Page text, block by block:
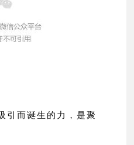
引而诞生的力，是聚